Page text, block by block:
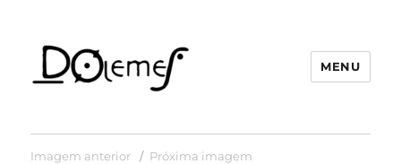
MENU
Imagem anterior Próxima imagem